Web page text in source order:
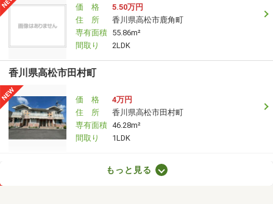
価 格
5.50万円
住 所
香川県高松市鹿角町
専有面積 55.86m²
間取り
2LDK
香川県高松市田村町
価 格
4万円
住 所
香川県高松市田村町
専有面積 46.28m²
間取り
1LDK
もっと見る